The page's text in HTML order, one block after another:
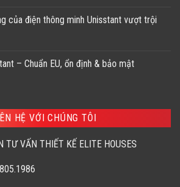
của điện thông minh Unisstant vượt trội
– Chuẩn EU, ổn định & bảo mật
HỆ VỚI CHÚNG TÔI
TƯ VẤN THIẾT KẾ ELITE HOUSES